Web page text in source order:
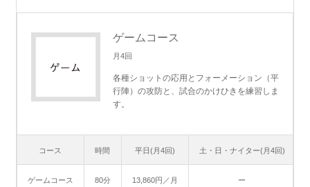
ゲームコース
月4回
各種ショットの応用とフォーメーション（平
行陣）の攻防と、試合のかけひきを練習しま
す。
コース 時間 平日(月4回) 土・日・ナイター(月4回)
ゲームコース 80分 13,860円／月 ー